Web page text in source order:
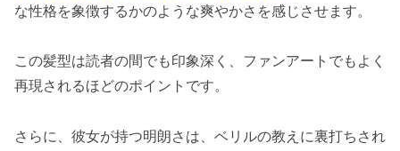
な性格を象徴するかのような爽やかさを感じさせます。
この髪型は読者の間でも印象深く、ファンアートでもよく
再現されるほどのポイントです。
さらに、彼女が持つ明朗さは、ベリルの教えに裏打ちされ